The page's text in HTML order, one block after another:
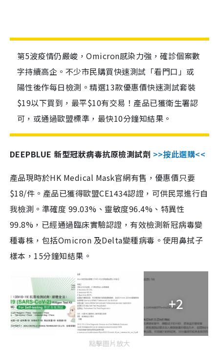
第5波疫情仍嚴峻，Omicron感染力強，確診個案數
字持續高企。不少市民購買快速測試「看門口」或
陽性後作每日檢測。精選13款優惠價快速測試套裝
$19以下買到，最平$10有交易！產品已獲衛生署認
可，或通過歐盟標準，最快10分鐘知結果。
DEEPBLUE 新型冠狀病毒抗原檢測試劑 >>按此選購<<
產品現時於HK Medical Mask官網有售，優惠價只要
$18/件。產品已獲得歐盟CE1434認證，可供民眾進行自
我檢測。準確度 99.03%、靈敏度96.4%、特異性
99.8%，已經通過臨床實驗認證，有效檢測新冠病毒變
種毒株，包括Omicron 及Delta變種病毒。使用鼻拭子
樣本，15分鐘知結果。
+2
點擊圖片放大